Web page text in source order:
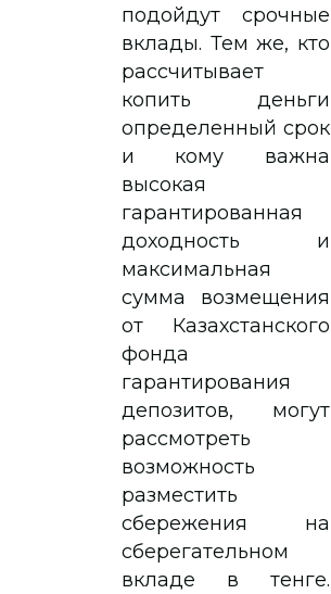
подойдут срочные
вклады. Тем же, кто
рассчитывает
копить деньги
определенный срок
и кому важна
высокая
гарантированная
доходность и
максимальная
сумма возмещения
от Казахстанского
фонда
гарантирования
депозитов, могут
рассмотреть
возможность
разместить
сбережения на
сберегательном
вкладе в тенге.